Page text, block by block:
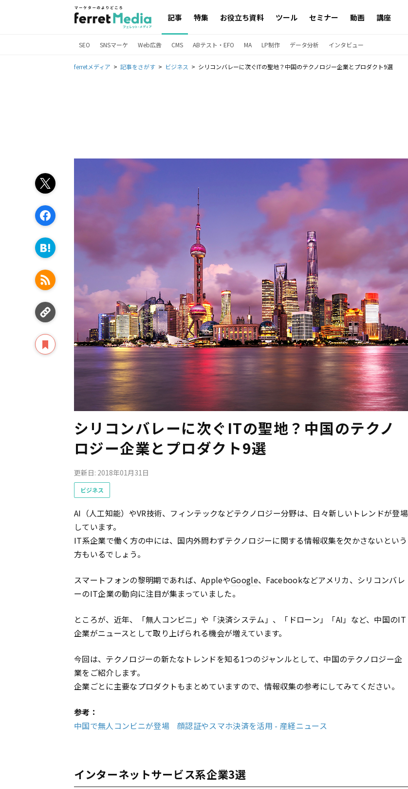
記事 特集 お役立ち資料 ツール セミナー 動画 講座
SEO SNSマーケ Web広告 CMS ABテスト・EFO MA LP制作 データ分析 インタビュー
ferretメディア 記事をさがす ビジネス シリコンバレーに次ぐITの聖地？中国のテクノロジー企業とプロダクト9選
シリコンバレーに次ぐITの聖地？中国のテクノ
ロジー企業とプロダクト9選
更新日: 2018年01月31日
ビジネス
AI（人工知能）やVR技術、フィンテックなどテクノロジー分野は、日々新しいトレンドが登場
しています。
IT系企業で働く方の中には、国内外問わずテクノロジーに関する情報収集を欠かさないという
方もいるでしょう。
スマートフォンの黎明期であれば、AppleやGoogle、Facebookなどアメリカ、シリコンバレ
ーのIT企業の動向に注目が集まっていました。
ところが、近年、「無人コンビニ」や「決済システム」、「ドローン」「AI」など、中国のIT
企業がニュースとして取り上げられる機会が増えています。
今回は、テクノロジーの新たなトレンドを知る1つのジャンルとして、中国のテクノロジー企
業をご紹介します。
企業ごとに主要なプロダクトもまとめていますので、情報収集の参考にしてみてください。
参考：
中国で無人コンビニが登場 顔認証やスマホ決済を活用 - 産経ニュース
インターネットサービス系企業3選